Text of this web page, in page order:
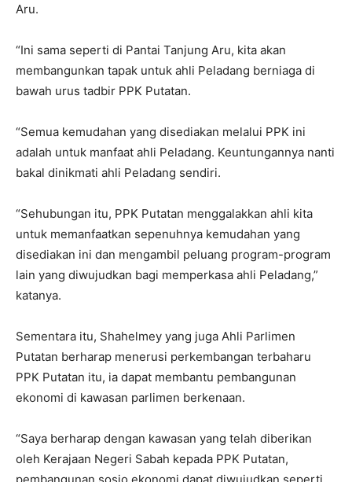
Aru.
“Ini sama seperti di Pantai Tanjung Aru, kita akan
membangunkan tapak untuk ahli Peladang berniaga di
bawah urus tadbir PPK Putatan.
“Semua kemudahan yang disediakan melalui PPK ini
adalah untuk manfaat ahli Peladang. Keuntungannya nanti
bakal dinikmati ahli Peladang sendiri.
“Sehubungan itu, PPK Putatan menggalakkan ahli kita
untuk memanfaatkan sepenuhnya kemudahan yang
disediakan ini dan mengambil peluang program-program
lain yang diwujudkan bagi memperkasa ahli Peladang,”
katanya.
Sementara itu, Shahelmey yang juga Ahli Parlimen
Putatan berharap menerusi perkembangan terbaharu
PPK Putatan itu, ia dapat membantu pembangunan
ekonomi di kawasan parlimen berkenaan.
“Saya berharap dengan kawasan yang telah diberikan
oleh Kerajaan Negeri Sabah kepada PPK Putatan,
pembangunan sosio ekonomi dapat diwujudkan seperti